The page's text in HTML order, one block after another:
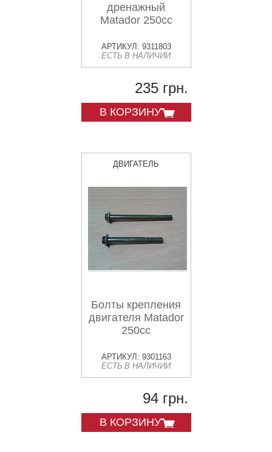
дренажный
Matador 250cc
АРТИКУЛ: 9311803
ЕСТЬ В НАЛИЧИИ
235 грн.
В КОРЗИНУ
ДВИГАТЕЛЬ
Болты крепления
двигателя Matador
250cc
АРТИКУЛ: 9301163
ЕСТЬ В НАЛИЧИИ
94 грн.
В КОРЗИНУ